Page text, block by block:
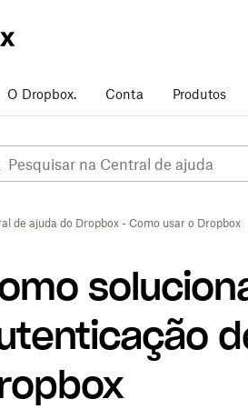
O Dropbox. Conta Produtos
de ajuda do Dropbox - Como usar o Dropbox